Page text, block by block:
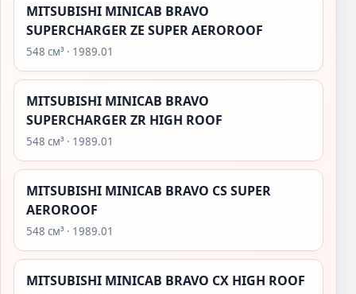
MITSUBISHI MINICAB BRAVO
SUPERCHARGER ZE SUPER AEROROOF
548 см³ · 1989.01
MITSUBISHI MINICAB BRAVO
SUPERCHARGER ZR HIGH ROOF
548 см³ · 1989.01
MITSUBISHI MINICAB BRAVO CS SUPER
AEROROOF
548 см³ · 1989.01
MITSUBISHI MINICAB BRAVO CX HIGH ROOF